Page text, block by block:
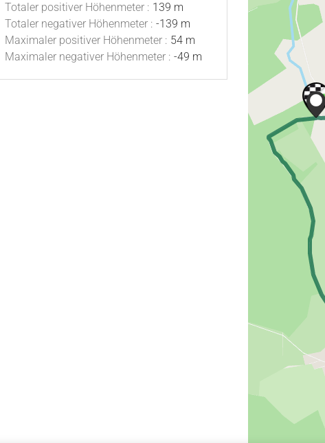
Totaler positiver Höhenmeter : 139 m
Totaler negativer Höhenmeter : -139 m
Maximaler positiver Höhenmeter : 54 m
Maximaler negativer Höhenmeter : -49 m